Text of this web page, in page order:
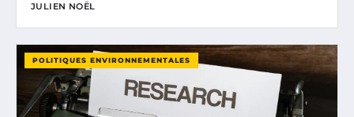
JULIEN NOËL
POLITIQUES ENVIRONNEMENTALES